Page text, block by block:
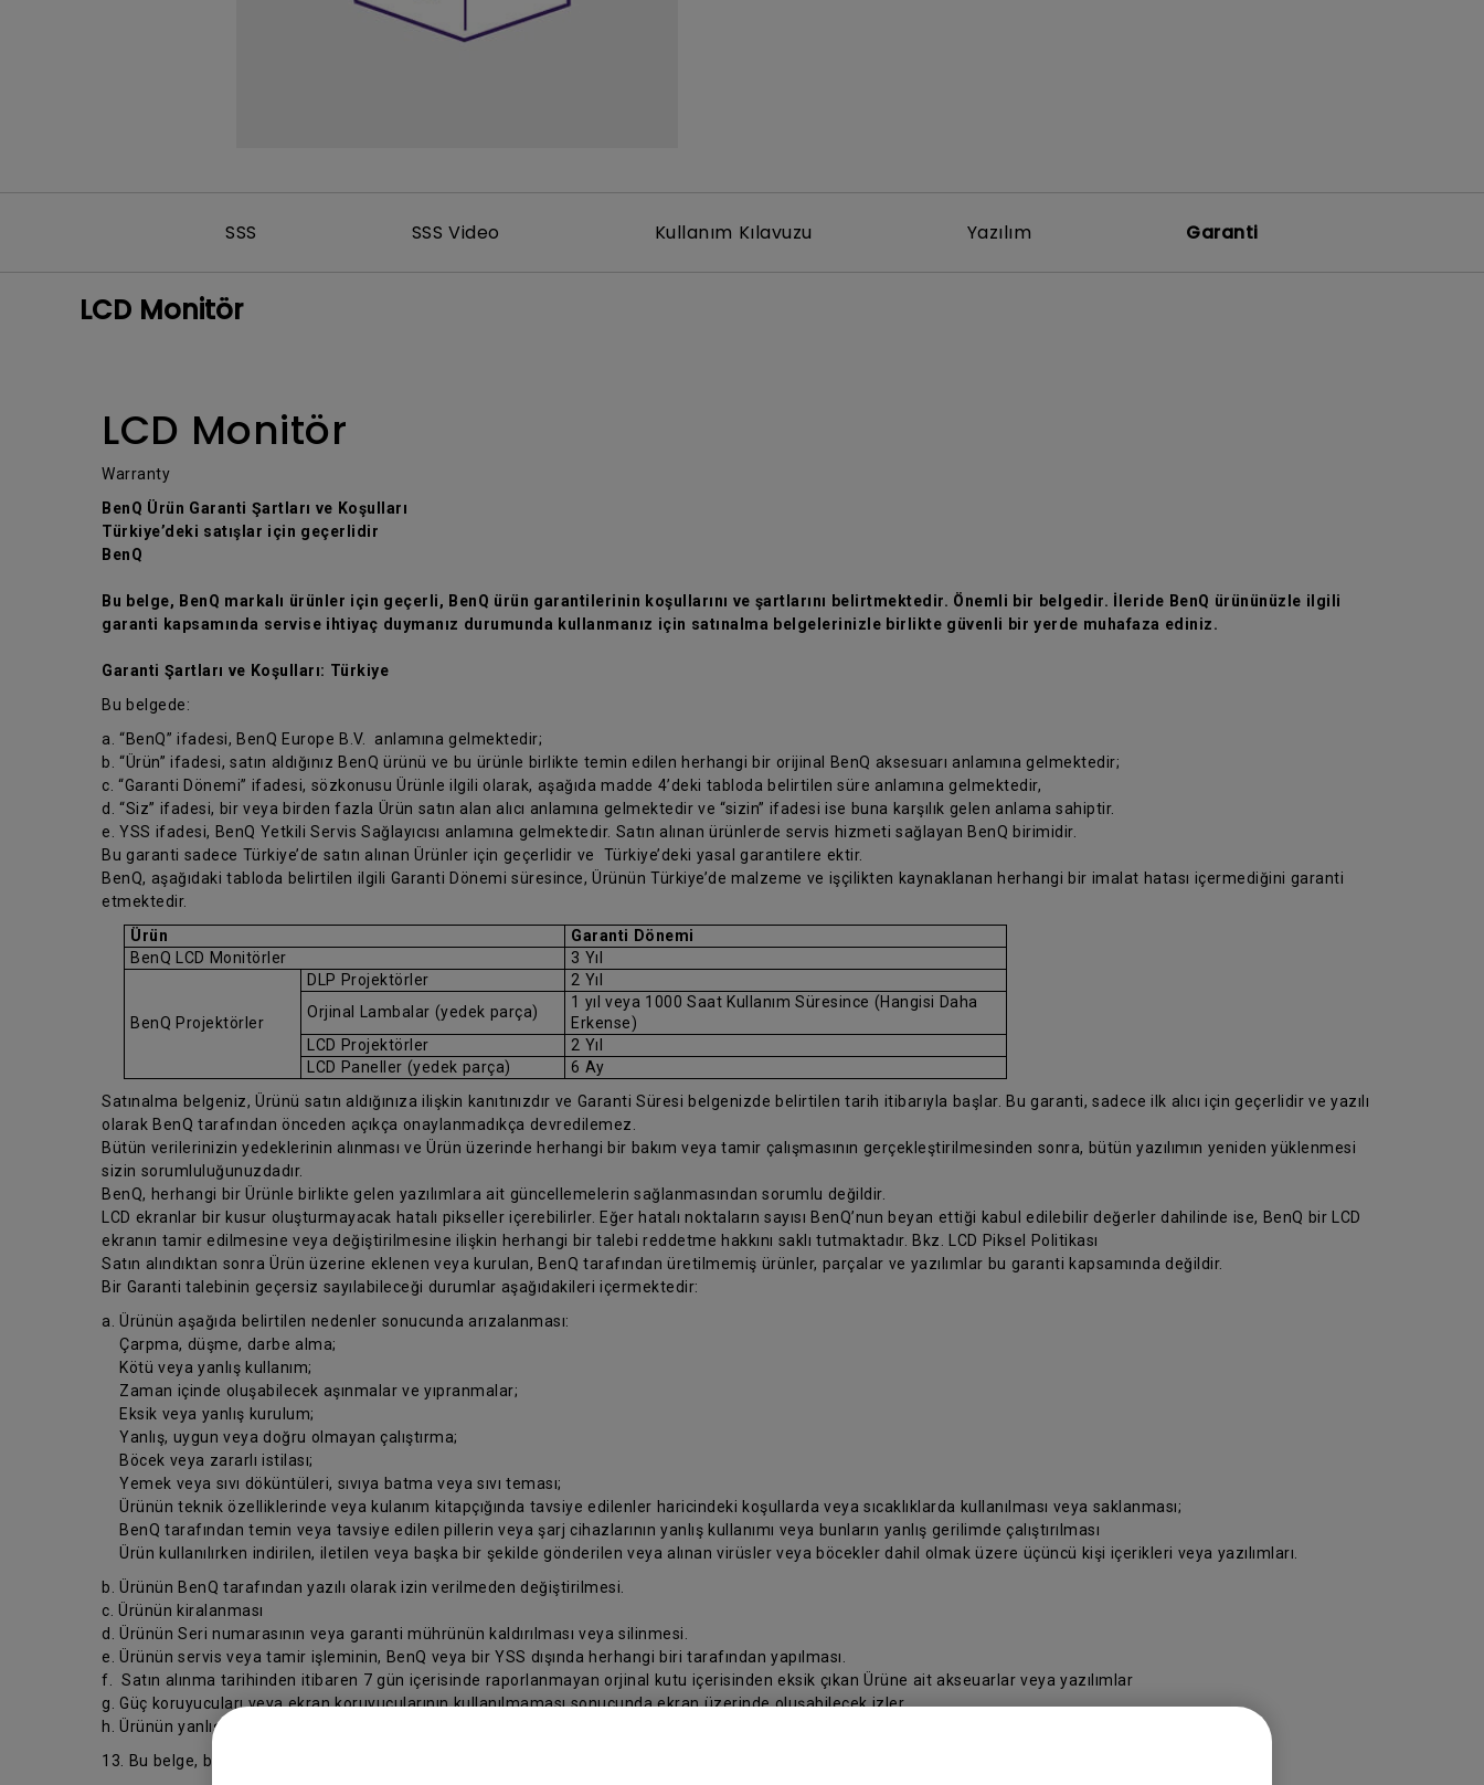
Düşük Giriş Gecikmesi ile
Yükseklik Ayarlı Stand ile
SSS SSS Video Kullanım Kılavuzu Yazılım Garanti
LCD Monitör
LCD Monitör
Warranty
BenQ Ürün Garanti Şartları ve Koşulları
Türkiye’deki satışlar için geçerlidir
BenQ
Bu belge, BenQ markalı ürünler için geçerli, BenQ ürün garantilerinin koşullarını ve şartlarını belirtmektedir. Önemli bir belgedir. İleride BenQ ürününüzle ilgili
garanti kapsamında servise ihtiyaç duymanız durumunda kullanmanız için satınalma belgelerinizle birlikte güvenli bir yerde muhafaza ediniz.
Garanti Şartları ve Koşulları: Türkiye
Bu belgede:
a. “BenQ” ifadesi, BenQ Europe B.V. anlamına gelmektedir;
b. “Ürün” ifadesi, satın aldığınız BenQ ürünü ve bu ürünle birlikte temin edilen herhangi bir orijinal BenQ aksesuarı anlamına gelmektedir;
c. “Garanti Dönemi” ifadesi, sözkonusu Ürünle ilgili olarak, aşağıda madde 4’deki tabloda belirtilen süre anlamına gelmektedir,
d. “Siz” ifadesi, bir veya birden fazla Ürün satın alan alıcı anlamına gelmektedir ve “sizin” ifadesi ise buna karşılık gelen anlama sahiptir.
e. YSS ifadesi, BenQ Yetkili Servis Sağlayıcısı anlamına gelmektedir. Satın alınan ürünlerde servis hizmeti sağlayan BenQ birimidir.
Bu garanti sadece Türkiye’de satın alınan Ürünler için geçerlidir ve Türkiye’deki yasal garantilere ektir.
BenQ, aşağıdaki tabloda belirtilen ilgili Garanti Dönemi süresince, Ürünün Türkiye’de malzeme ve işçilikten kaynaklanan herhangi bir imalat hatası içermediğini garanti
etmektedir.
Ürün
Garanti Dönemi
BenQ LCD Monitörler
3 Yıl
BenQ Projektörler
DLP Projektörler
2 Yıl
Orjinal Lambalar (yedek parça)
1 yıl veya 1000 Saat Kullanım Süresince (Hangisi Daha
Erkense)
LCD Projektörler
2 Yıl
LCD Paneller (yedek parça)
6 Ay
Satınalma belgeniz, Ürünü satın aldığınıza ilişkin kanıtınızdır ve Garanti Süresi belgenizde belirtilen tarih itibarıyla başlar. Bu garanti, sadece ilk alıcı için geçerlidir ve yazılı
olarak BenQ tarafından önceden açıkça onaylanmadıkça devredilemez.
Bütün verilerinizin yedeklerinin alınması ve Ürün üzerinde herhangi bir bakım veya tamir çalışmasının gerçekleştirilmesinden sonra, bütün yazılımın yeniden yüklenmesi
sizin sorumluluğunuzdadır.
BenQ, herhangi bir Ürünle birlikte gelen yazılımlara ait güncellemelerin sağlanmasından sorumlu değildir.
LCD ekranlar bir kusur oluşturmayacak hatalı pikseller içerebilirler. Eğer hatalı noktaların sayısı BenQ’nun beyan ettiği kabul edilebilir değerler dahilinde ise, BenQ bir LCD
ekranın tamir edilmesine veya değiştirilmesine ilişkin herhangi bir talebi reddetme hakkını saklı tutmaktadır. Bkz. LCD Piksel Politikası
Satın alındıktan sonra Ürün üzerine eklenen veya kurulan, BenQ tarafından üretilmemiş ürünler, parçalar ve yazılımlar bu garanti kapsamında değildir.
Bir Garanti talebinin geçersiz sayılabileceği durumlar aşağıdakileri içermektedir:
a. Ürünün aşağıda belirtilen nedenler sonucunda arızalanması:
Çarpma, düşme, darbe alma;
Kötü veya yanlış kullanım;
Zaman içinde oluşabilecek aşınmalar ve yıpranmalar;
Eksik veya yanlış kurulum;
Yanlış, uygun veya doğru olmayan çalıştırma;
Böcek veya zararlı istilası;
Yemek veya sıvı döküntüleri, sıvıya batma veya sıvı teması;
Ürünün teknik özelliklerinde veya kulanım kitapçığında tavsiye edilenler haricindeki koşullarda veya sıcaklıklarda kullanılması veya saklanması;
BenQ tarafından temin veya tavsiye edilen pillerin veya şarj cihazlarının yanlış kullanımı veya bunların yanlış gerilimde çalıştırılması
Ürün kullanılırken indirilen, iletilen veya başka bir şekilde gönderilen veya alınan virüsler veya böcekler dahil olmak üzere üçüncü kişi içerikleri veya yazılımları.
b. Ürünün BenQ tarafından yazılı olarak izin verilmeden değiştirilmesi.
c. Ürünün kiralanması
d. Ürünün Seri numarasının veya garanti mührünün kaldırılması veya silinmesi.
e. Ürünün servis veya tamir işleminin, BenQ veya bir YSS dışında herhangi biri tarafından yapılması.
f. Satın alınma tarihinden itibaren 7 gün içerisinde raporlanmayan orjinal kutu içerisinden eksik çıkan Ürüne ait akseuarlar veya yazılımlar
g. Güç koruyucuları veya ekran koruyucularının kullanılmaması sonucunda ekran üzerinde oluşabilecek izler
h. Ürünün yanlış kullanılması veya normal ayarlarının yanlış yapılması.
13. Bu belge, bu belgenin ilgili olduğu sözleşme ve siz ve BenQ arasındaki ilişki, Ürünü satın aldığınız Türkiye’de yürürlükte olan yasalara göre yürütülecektir.